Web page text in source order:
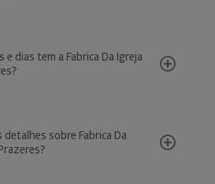
e dias tem a Fabrica Da Igreja
sobre Fabrica Da